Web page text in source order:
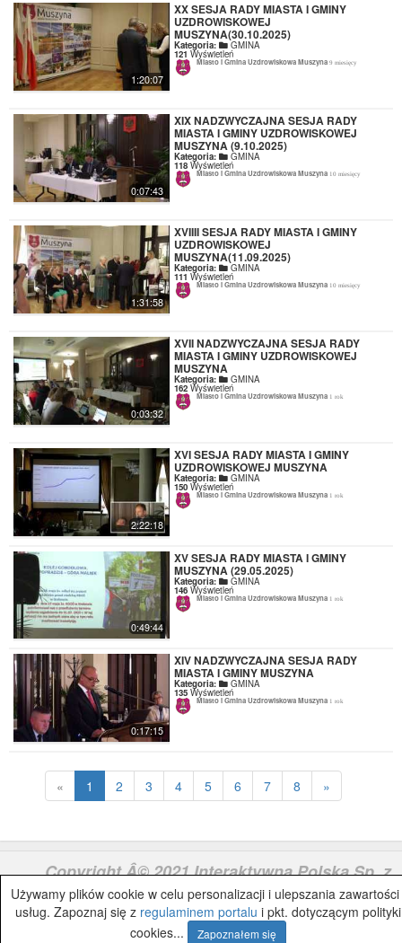
1:20:07
XX SESJA RADY MIASTA I GMINY
UZDROWISKOWEJ
MUSZYNA(30.10.2025)
Kategoria: GMINA
121 Wyświetleń
Miasto i Gmina Uzdrowiskowa Muszyna9 miesięcy
0:07:43
XIX NADZWYCZAJNA SESJA RADY
MIASTA I GMINY UZDROWISKOWEJ
MUSZYNA (9.10.2025)
Kategoria: GMINA
118 Wyświetleń
Miasto i Gmina Uzdrowiskowa Muszyna 10 miesięcy
1:31:58
XVIIII SESJA RADY MIASTA I GMINY
UZDROWISKOWEJ
MUSZYNA(11.09.2025)
Kategoria: GMINA
111 Wyświetleń
Miasto i Gmina Uzdrowiskowa Muszyna 10 miesięcy
0:03:32
XVII NADZWYCZAJNA SESJA RADY
MIASTA I GMINY UZDROWISKOWEJ
MUSZYNA
Kategoria: GMINA
162 Wyświetleń
Miasto i Gmina Uzdrowiskowa Muszyna 1 rok
2:22:18
XVI SESJA RADY MIASTA I GMINY
UZDROWISKOWEJ MUSZYNA
Kategoria: GMINA
150 Wyświetleń
Miasto i Gmina Uzdrowiskowa Muszyna 1 rok
0:49:44
XV SESJA RADY MIASTA I GMINY
MUSZYNA (29.05.2025)
Kategoria: GMINA
146 Wyświetleń
Miasto i Gmina Uzdrowiskowa Muszyna 1 rok
0:17:15
XIV NADZWYCZAJNA SESJA RADY
MIASTA I GMINY MUSZYNA
Kategoria: GMINA
135 Wyświetleń
Miasto i Gmina Uzdrowiskowa Muszyna 1 rok
« 1 2 3 4 5 6 7 8 »
Copyright Â© 2021 Interaktywna Polska Sp. z
o.o.IAP.pl
Używamy plików cookie w celu personalizacji i ulepszania zawartości
usług. Zapoznaj się z regulaminem portalu i pkt. dotyczącym polityki
cookies...
Zapoznałem się